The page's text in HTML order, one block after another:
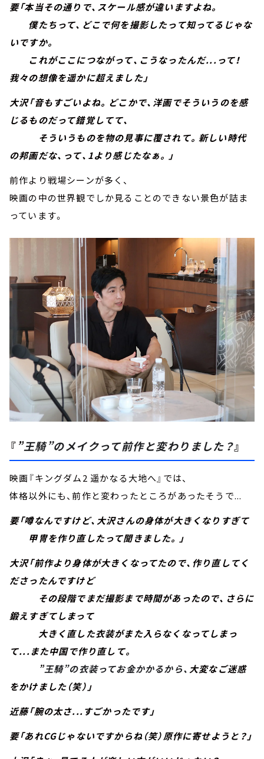
要「本当その通りで、スケール感が違いますよね。
僕たちって、どこで何を撮影したって知ってるじゃな
いですか。
これがここにつながって、こうなったんだ...って！
我々の想像を遥かに超えました」
大沢「音もすごいよね。どこかで、洋画でそういうのを感
じるものだって錯覚してて、
そういうものを物の見事に覆されて。新しい時代
の邦画だな、って、1より感じたなぁ。」
前作より戦場シーンが多く、
映画の中の世界観でしか見ることのできない景色が詰ま
っています。
『”王騎”のメイクって前作と変わりました？』
映画『キングダム2 遥かなる大地へ』では、
体格以外にも、前作と変わったところがあったそうで...
要「噂なんですけど、大沢さんの身体が大きくなりすぎて
甲冑を作り直したって聞きました。」
大沢「前作より身体が大きくなってたので、作り直してく
ださったんですけど
その段階でまだ撮影まで時間があったので、さらに
鍛えすぎてしまって
大きく直した衣装がまた入らなくなってしまっ
て...また中国で作り直して。
”王騎”の衣装ってお金かかるから、大変なご迷惑
をかけました（笑）」
近藤「腕の太さ...すごかったです」
要「あれCGじゃないですからね（笑）原作に寄せようと？」